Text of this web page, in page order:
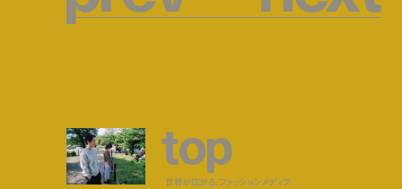
top
世界が広がる、ファッションメディア